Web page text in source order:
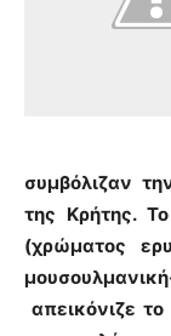
συμβόλιζαν
της Κρήτης.
(χρώματος
απεικόνιζε